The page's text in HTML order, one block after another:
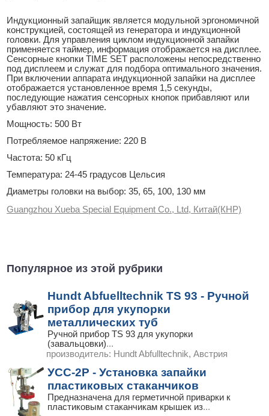
Индукционный запайщик является модульной эргономичной
конструкцией, состоящей из генератора и индукционной
головки. Для управления циклом индукционной запайки
применяется таймер, информация отображается на дисплее.
Сенсорные кнопки TIME SET расположены непосредственно
под дисплеем и служат для подбора оптимального значения.
При включении аппарата индукционной запайки на дисплее
отображается установленное время 1,5 секунды,
последующие нажатия сенсорных кнопок прибавляют или
убавляют это значение.
Мощность: 500 Вт
Потребляемое напряжение: 220 В
Частота: 50 кГц
Температура: 24-45 градусов Цельсия
Диаметры головки на выбор: 35, 65, 100, 130 мм
Guangzhou Xueba Special Equipment Co., Ltd, Китай(КНР)
Популярное из этой рубрики
Hundt Abfuelltechnik TS 93 - Ручной
прибор для укупорки
металлических туб
Ручной прибор TS 93 для укупорки
(завальцовки)...
производитель: Hundt Abfulltechnik, Австрия
УСС-2Р - Установка запайки
пластиковых стаканчиков
Предназначена для герметичной приварки к
пластиковым стаканчикам крышек из...